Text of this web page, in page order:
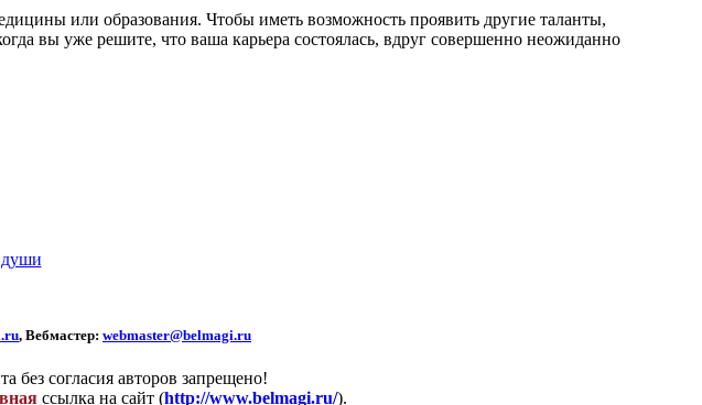
или образования. Чтобы иметь возможность проявить другие таланты,
вы уже решите, что ваша карьера состоялась, вдруг совершенно неожиданно
души
, Вебмастер: webmaster@belmagi.ru
без согласия авторов запрещено!
ссылка на сайт (http://www.belmagi.ru/).